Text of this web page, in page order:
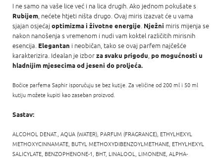
I ne samo na vaše lice već i na lica drugih. Ako jednom pokušate s
Rubijem , nećete htjeti ništa drugo. Ovaj miris izazvat će u vama
sjajan osjećaj optimizma i životne energije Nježni miris mijenja se
nakon nanošenja s vremenom i nudi vam koktel različitih mirisnih
esencija. Elegantan i neobičan, tako se ovaj parfem najčešće
karakterizira. Idealan je izborza svaku prigodu po mogućnosti u
hladnijim mjesecima od jeseni do proljeća.
Bočice parfema Saphir isporučuju se bez kutije. Za veličine od 200 ml i 50 ml
kutiju možete kupiti kao zaseban proizvod.
Sastav:
ALCOHOL DENAT., AQUA (WATER), PARFUM (FRAGRANCE), ETHYLHEXYL
METHOXYCINNAMATE, BUTYL METHOXYDIBENZOYLMETHANE, ETHYLHEXYL
SALICYLATE, BENZOPHENONE-1, BHT, LINALOOL, LIMONENE, ALPHA-